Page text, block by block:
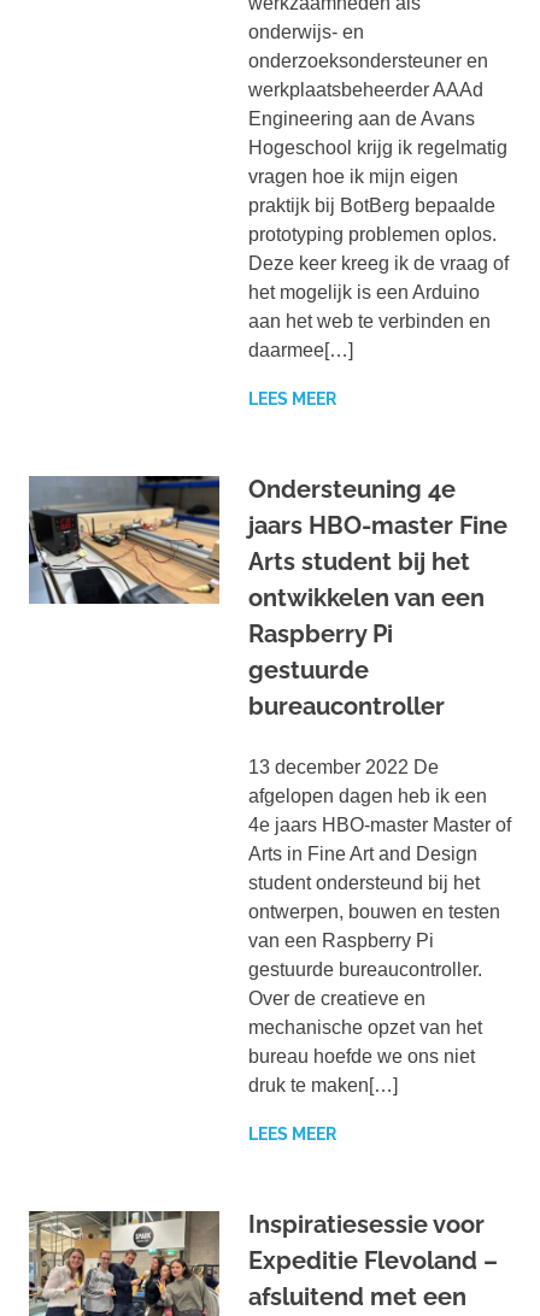
onderwijs- en
onderzoeksondersteuner en
werkplaatsbeheerder AAAd
Engineering aan de Avans
Hogeschool krijg ik regelmatig
vragen hoe ik mijn eigen
praktijk bij BotBerg bepaalde
prototyping problemen oplos.
Deze keer kreeg ik de vraag of
het mogelijk is een Arduino
aan het web te verbinden en
daarmee[…]
LEES MEER
Ondersteuning 4e
jaars HBO-master Fine
Arts student bij het
ontwikkelen van een
Raspberry Pi
gestuurde
bureaucontroller
13 december 2022 De
afgelopen dagen heb ik een
4e jaars HBO-master Master of
Arts in Fine Art and Design
student ondersteund bij het
ontwerpen, bouwen en testen
van een Raspberry Pi
gestuurde bureaucontroller.
Over de creatieve en
mechanische opzet van het
bureau hoefde we ons niet
druk te maken[…]
LEES MEER
Inspiratiesessie voor
Expeditie Flevoland –
afsluitend met een